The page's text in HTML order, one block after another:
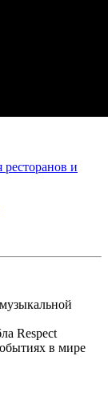
и
Respect
в мире